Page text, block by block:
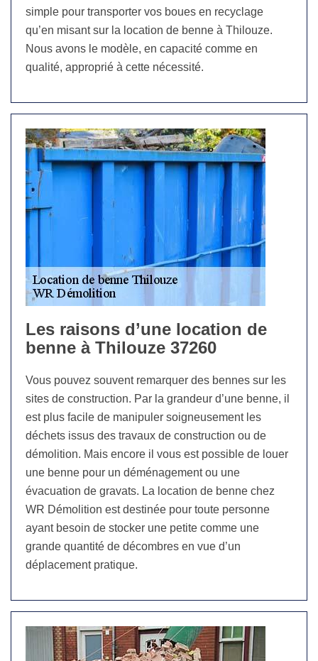
simple pour transporter vos boues en recyclage
qu’en misant sur la location de benne à Thilouze.
Nous avons le modèle, en capacité comme en
qualité, approprié à cette nécessité.
Les raisons d’une location de
benne à Thilouze 37260
Vous pouvez souvent remarquer des bennes sur les
sites de construction. Par la grandeur d’une benne, il
est plus facile de manipuler soigneusement les
déchets issus des travaux de construction ou de
démolition. Mais encore il vous est possible de louer
une benne pour un déménagement ou une
évacuation de gravats. La location de benne chez
WR Démolition est destinée pour toute personne
ayant besoin de stocker une petite comme une
grande quantité de décombres en vue d’un
déplacement pratique.